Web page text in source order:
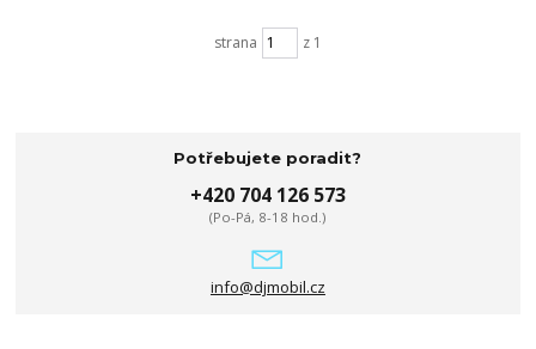
strana z 1
Potřebujete poradit?
+420 704 126 573
(Po-Pá, 8-18 hod.)
info@djmobil.cz